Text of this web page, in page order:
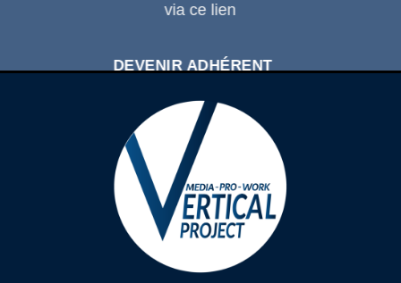
via ce lien
DEVENIR ADHÉRENT
SE CONNECTER À SON COMPTE
D'ADHÉRENT